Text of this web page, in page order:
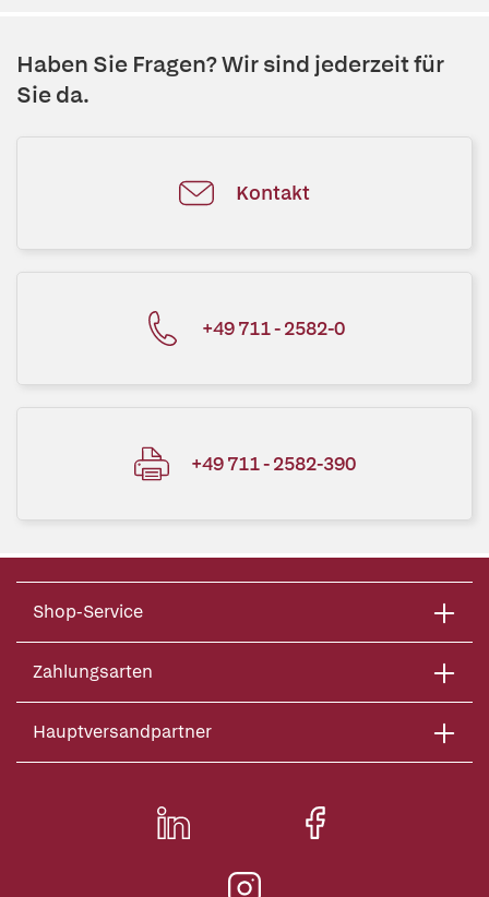
Haben Sie Fragen? Wir sind jederzeit für
Sie da.
Kontakt
+49 711 - 2582-0
+49 711 - 2582-390
Shop-Service
Zahlungsarten
Hauptversandpartner